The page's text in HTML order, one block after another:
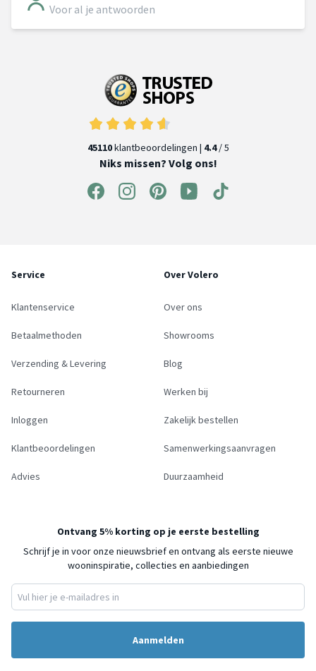
Voor al je antwoorden
45110klantbeoordelingen | 4.4/ 5
Niks missen? Volg ons!
Service
Klantenservice
Betaalmethoden
Verzending & Levering
Retourneren
Inloggen
Klantbeoordelingen
Advies
Over Volero
Over ons
Showrooms
Blog
Werken bij
Zakelijk bestellen
Samenwerkingsaanvragen
Duurzaamheid
Ontvang 5% korting op je eerste bestelling
Schrijf je in voor onze nieuwsbrief en ontvang als eerste nieuwe
wooninspiratie, collecties en aanbiedingen
Aanmelden